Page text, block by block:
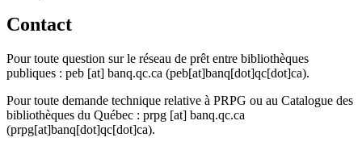
Contact
Pour toute question sur le réseau de prêt entre bibliothèques
publiques : peb [at] banq.qc.ca (peb[at]banq[dot]qc[dot]ca).
Pour toute demande technique relative à PRPG ou au Catalogue des
bibliothèques du Québec : prpg [at] banq.qc.ca
(prpg[at]banq[dot]qc[dot]ca).